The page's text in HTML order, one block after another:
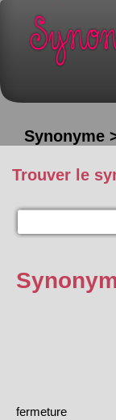
Synonyme
Trouver le
fermeture